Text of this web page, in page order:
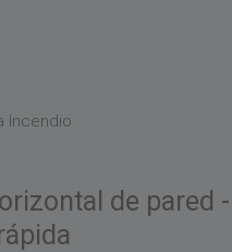
Incendio
de pared -